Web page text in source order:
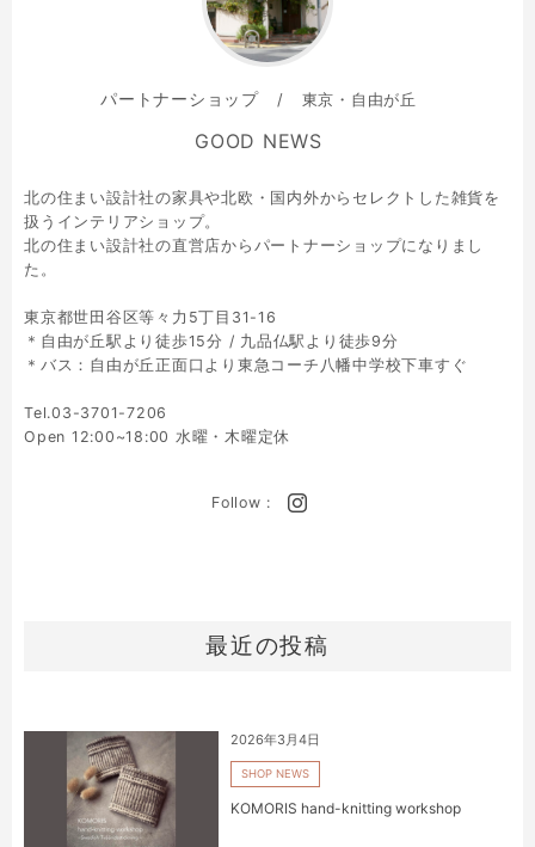
パートナーショップ 東京・自由が丘
GOOD NEWS
北の住まい設計社の家具や北欧・国内外からセレクトした雑貨を
扱うインテリアショップ。
北の住まい設計社の直営店からパートナーショップになりまし
た。
東京都世田谷区等々力5丁目31-16
＊自由が丘駅より徒歩15分 / 九品仏駅より徒歩9分
＊バス：自由が丘正面口より東急コーチ八幡中学校下車すぐ
Tel.03-3701-7206
Open 12:00~18:00 水曜・木曜定休
Follow :
最近の投稿
2026年3月4日
SHOP NEWS
KOMORIS hand-knitting workshop